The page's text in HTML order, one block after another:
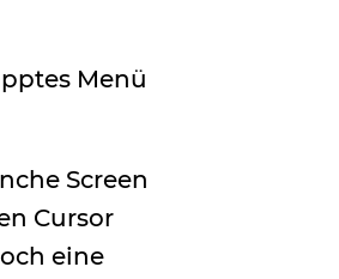
Menü
Screen
Cursor
eine